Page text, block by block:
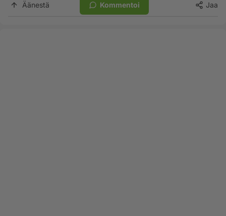
Äänestä Kommentoi Jaa